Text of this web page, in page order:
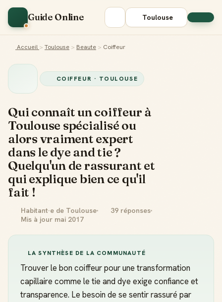
Guide Online Toulouse
Accueil > Toulouse > Beaute > Coiffeur
COIFFEUR · TOULOUSE
Qui connaît un coiffeur à
Toulouse spécialisé ou
alors vraiment expert
dans le dye and tie ?
Quelqu'un de rassurant et
qui explique bien ce qu'il
fait !
Habitant·e de Toulouse
39 réponses
Mis à jour mai 2017
LA SYNTHÈSE DE LA COMMUNAUTÉ
Trouver le bon coiffeur pour une transformation
capillaire comme le tie and dye exige confiance et
transparence. Le besoin de se sentir rassuré par